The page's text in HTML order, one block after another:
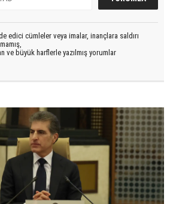
edici cümleler veya imalar, inançlara saldırı
ve büyük harflerle yazılmış yorumlar